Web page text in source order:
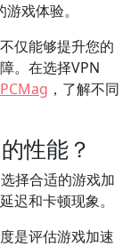
戏体验。
仅能够提升您的
。在选择VPN
PCMag ，了解不同
性能？
选择合适的游戏加
迟和卡顿现象。
是评估游戏加速